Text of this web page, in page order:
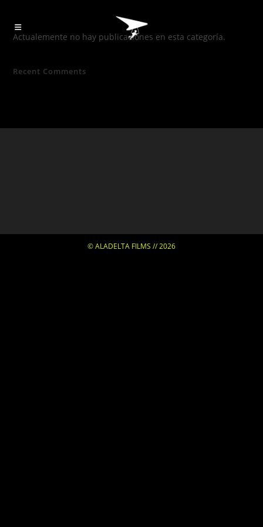
Actualemente no hay publicaciones en esta categoría.
Recent Comments
© ALADELTA FILMS // 2026